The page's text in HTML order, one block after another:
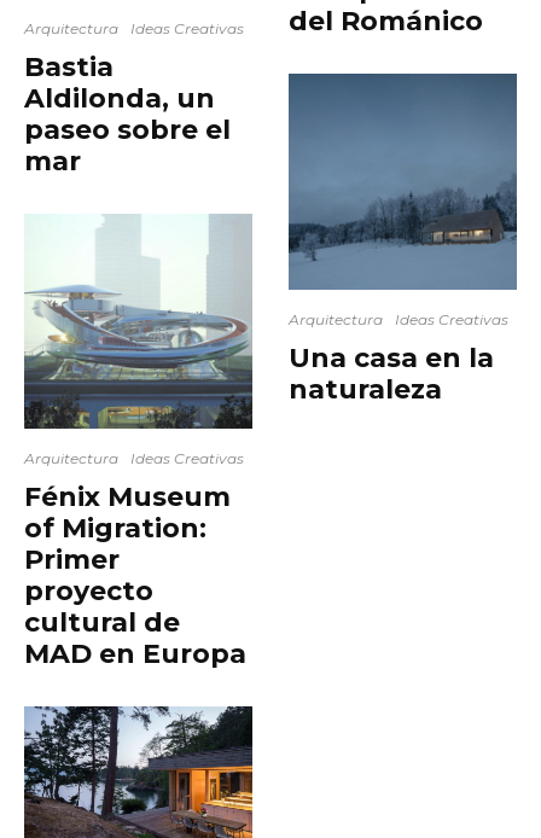
Arquitectura Ideas Creativas
Bastia
Aldilonda, un
paseo sobre el
mar
Arquitectura Ideas Creativas
Fénix Museum
of Migration:
Primer
proyecto
cultural de
MAD en Europa
del Románico
Arquitectura Ideas Creativas
Una casa en la
naturaleza